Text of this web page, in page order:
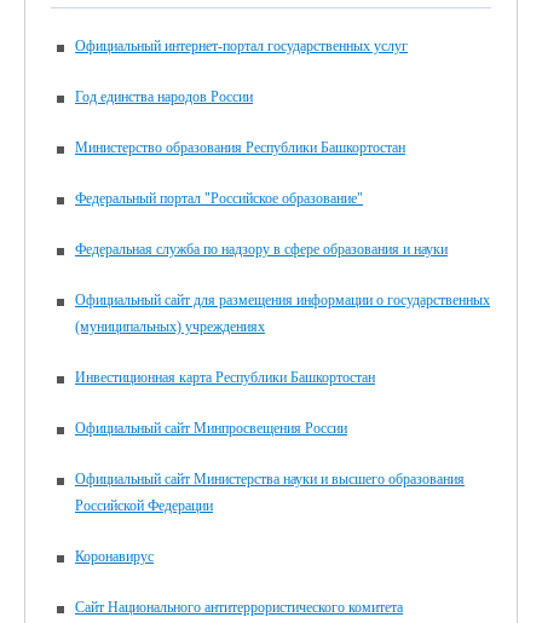
Официальный интернет-портал государственных услуг
Год единства народов России
Министерство образования Республики Башкортостан
Федеральный портал "Российское образование"
Федеральная служба по надзору в сфере образования и науки
Официальный сайт для размещения информации о государственных
(муниципальных) учреждениях
Инвестиционная карта Республики Башкортостан
Официальный сайт Минпросвещения России
Официальный сайт Министерства науки и высшего образования
Российской Федерации
Коронавирус
Сайт Национального антитеррористического комитета